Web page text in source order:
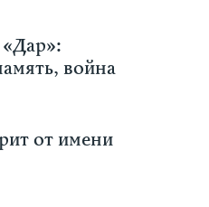
война
от имени